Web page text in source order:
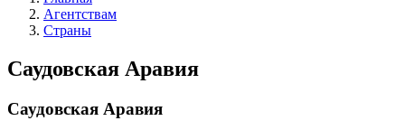
Агентствам
Страны
Саудовская Аравия
Саудовская Аравия